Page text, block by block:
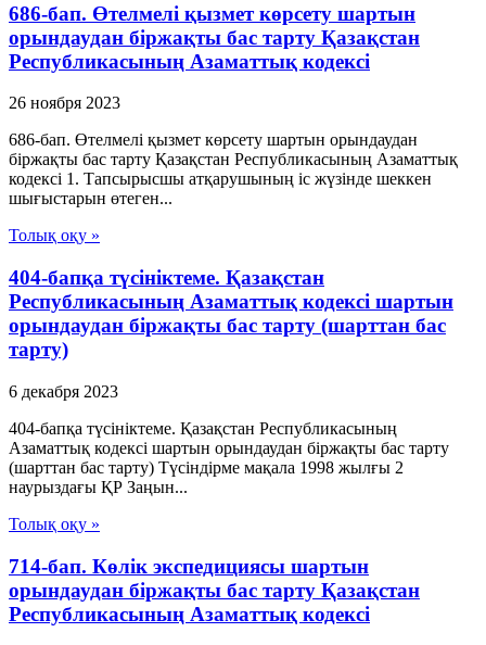
686-бап. Өтелмелi қызмет көрсету шартын
орындаудан бiржақты бас тарту Қазақстан
Республикасының Азаматтық кодексi
26 ноября 2023
686-бап. Өтелмелi қызмет көрсету шартын орындаудан
бiржақты бас тарту Қазақстан Республикасының Азаматтық
кодексi 1. Тапсырысшы атқарушының iс жүзiнде шеккен
шығыстарын өтеген...
Толық оқу »
404-бапқа түсініктеме. Қазақстан
Республикасының Азаматтық кодексі шартын
орындаудан біржақты бас тарту (шарттан бас
тарту)
6 декабря 2023
404-бапқа түсініктеме. Қазақстан Республикасының
Азаматтық кодексі шартын орындаудан біржақты бас тарту
(шарттан бас тарту) Түсіндірме мақала 1998 жылғы 2
наурыздағы ҚР Заңын...
Толық оқу »
714-бап. Көлiк экспедициясы шартын
орындаудан бiржақты бас тарту Қазақстан
Республикасының Азаматтық кодексi